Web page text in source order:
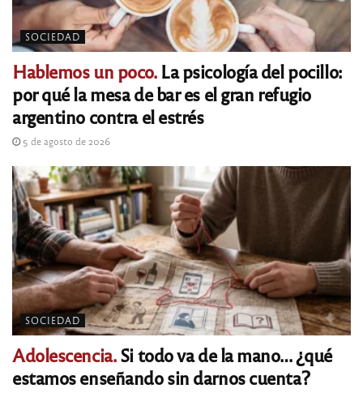
SOCIEDAD
Hablemos un poco.La psicología del pocillo:
por qué la mesa de bar es el gran refugio
argentino contra el estrés
5 de agosto de 2026
SOCIEDAD
Adolescencia.Si todo va de la mano… ¿qué
estamos enseñando sin darnos cuenta?